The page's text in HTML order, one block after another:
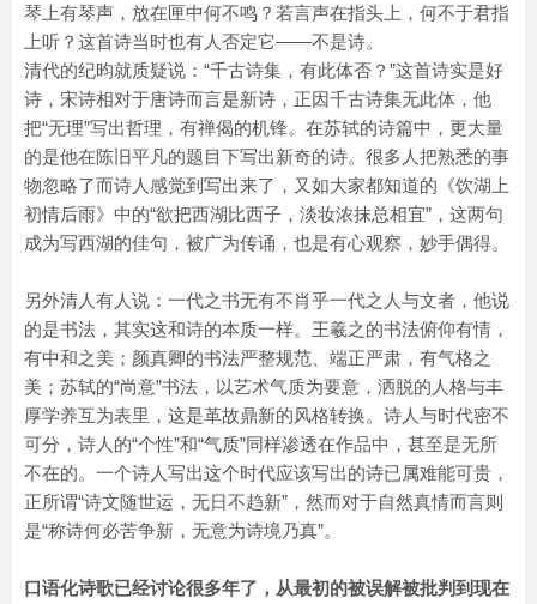
琴上有琴声，放在匣中何不鸣？若言声在指头上，何不于君指
上听？这首诗当时也有人否定它——不是诗。
清代的纪昀就质疑说：“千古诗集，有此体否？”这首诗实是好
诗，宋诗相对于唐诗而言是新诗，正因千古诗集无此体，他
把“无理”写出哲理，有禅偈的机锋。在苏轼的诗篇中，更大量
的是他在陈旧平凡的题目下写出新奇的诗。很多人把熟悉的事
物忽略了而诗人感觉到写出来了，又如大家都知道的《饮湖上
初情后雨》中的“欲把西湖比西子，淡妆浓抹总相宜”，这两句
成为写西湖的佳句，被广为传诵，也是有心观察，妙手偶得。
另外清人有人说：一代之书无有不肖乎一代之人与文者，他说
的是书法，其实这和诗的本质一样。王羲之的书法俯仰有情，
有中和之美；颜真卿的书法严整规范、端正严肃，有气格之
美；苏轼的“尚意”书法，以艺术气质为要意，洒脱的人格与丰
厚学养互为表里，这是革故鼎新的风格转换。诗人与时代密不
可分，诗人的“个性”和“气质”同样渗透在作品中，甚至是无所
不在的。一个诗人写出这个时代应该写出的诗已属难能可贵，
正所谓“诗文随世运，无日不趋新”，然而对于自然真情而言则
是“称诗何必苦争新，无意为诗境乃真”。
口语化诗歌已经讨论很多年了，从最初的被误解被批判到现在